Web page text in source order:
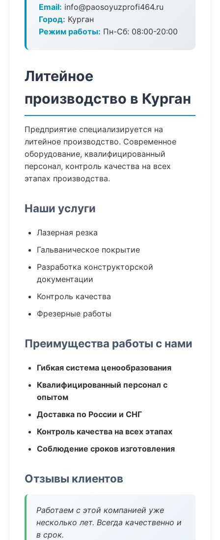
Email: info@paosoyuzprofi464.ru
Город: Курган
Режим работы: Пн-Сб: 08:00-20:00
Литейное
производство в Курган
Предприятие специализируется на
литейное производство. Современное
оборудование, квалифицированный
персонал, контроль качества на всех
этапах производства.
Наши услуги
Лазерная резка
Гальваническое покрытие
Разработка конструкторской
документации
Контроль качества
Фрезерные работы
Преимущества работы с нами
Гибкая система ценообразования
Квалифицированный персонал с
опытом
Доставка по России и СНГ
Контроль качества на всех этапах
Соблюдение сроков изготовления
Отзывы клиентов
Работаем с этой компанией уже
несколько лет. Всегда качественно и
в срок.